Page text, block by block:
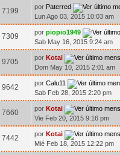
7199 por Paterred
Lun Ago 03, 2015 10:03 am
7309 por piopio1949
Sab May 16, 2015 9:24 am
9705 por Kotai
Dom May 10, 2015 2:01 am
9642 por Calu11
Sab Feb 28, 2015 2:20 pm
7660 por Kotai
Vie Feb 20, 2015 9:16 pm
7442 por Kotai
Mié Feb 18, 2015 12:22 pm